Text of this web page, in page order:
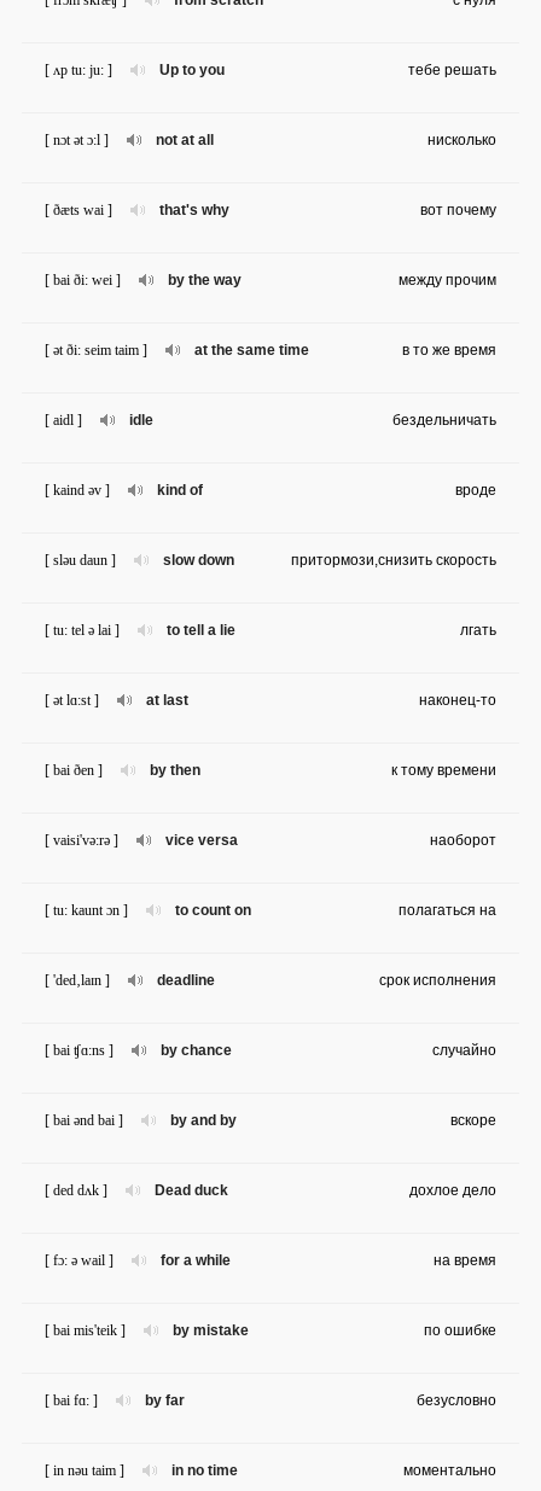
Up to you
[ ʌp tu: ju: ] тебе решать
not at all
[ nɔt ət ɔ:l ] нисколько
that's why
[ ðæts wai ] вот почему
by the way
[ bai ði: wei ] между прочим
at the same time
[ ət ði: seim taim ] в то же время
idle
[ aidl ] бездельничать
kind of
[ kaind əv ] вроде
slow down
[ sləu daun ] притормози,снизить скорость
to tell a lie
[ tu: tel ə lai ] лгать
at last
[ ət lɑ:st ] наконец-то
by then
[ bai ðen ] к тому времени
vice versa
[ vaisi'və:rə ] наоборот
to count on
[ tu: kaunt ɔn ] полагаться на
deadline
[ 'ded‚laɪn ] срок исполнения
by chance
[ bai ʧɑ:ns ] случайно
by and by
[ bai ənd bai ] вскоре
Dead duck
[ ded dʌk ] дохлое дело
for a while
[ fɔ: ə wail ] на время
by mistake
[ bai mis'teik ] по ошибке
by far
[ bai fɑ: ] безусловно
in no time
[ in nəu taim ] моментально